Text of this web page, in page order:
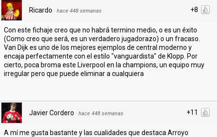
+8
Ricardo · hace 448 semanas
Con este fichaje creo que no habrá termino medio, o es un éxito
(Como creo que será, es un verdadero jugadorazo) o un fracaso.
Van Dijk es uno de los mejores ejemplos de central moderno y
encaja perfectamente con el estilo "vanguardista" de Klopp. Por
cierto, poca broma este Liverpool en la champions, un equipo muy
irregular pero que puede eliminar a cualquiera
+11
Javier Cordero · hace 448 semanas
A mí me gusta bastante y las cualidades que destaca Arroyo